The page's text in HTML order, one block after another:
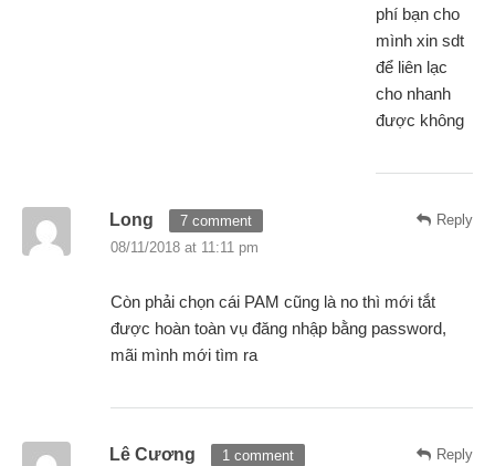
phí bạn cho
mình xin sdt
để liên lạc
cho nhanh
được không
Reply
Long
7 comment
08/11/2018 at 11:11 pm
Còn phải chọn cái PAM cũng là no thì mới tắt
được hoàn toàn vụ đăng nhập bằng password,
mãi mình mới tìm ra
Reply
Lê Cương 1 comment